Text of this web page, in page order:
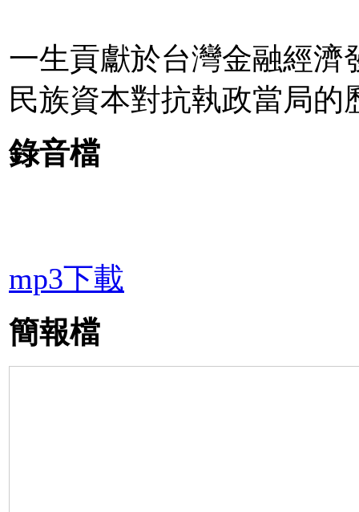
一生貢獻於台灣金融經濟
民族資本對抗執政當局的
錄音檔
mp3下載
簡報檔